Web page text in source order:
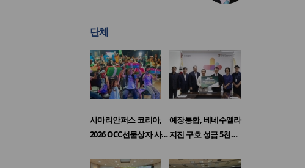
단체
사마리안퍼스 코리아,
2026 OCC선물상자 사…
예장통합, 베네수엘라
지진 구호 성금 5천…